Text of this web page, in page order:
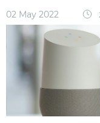
02 May 2022